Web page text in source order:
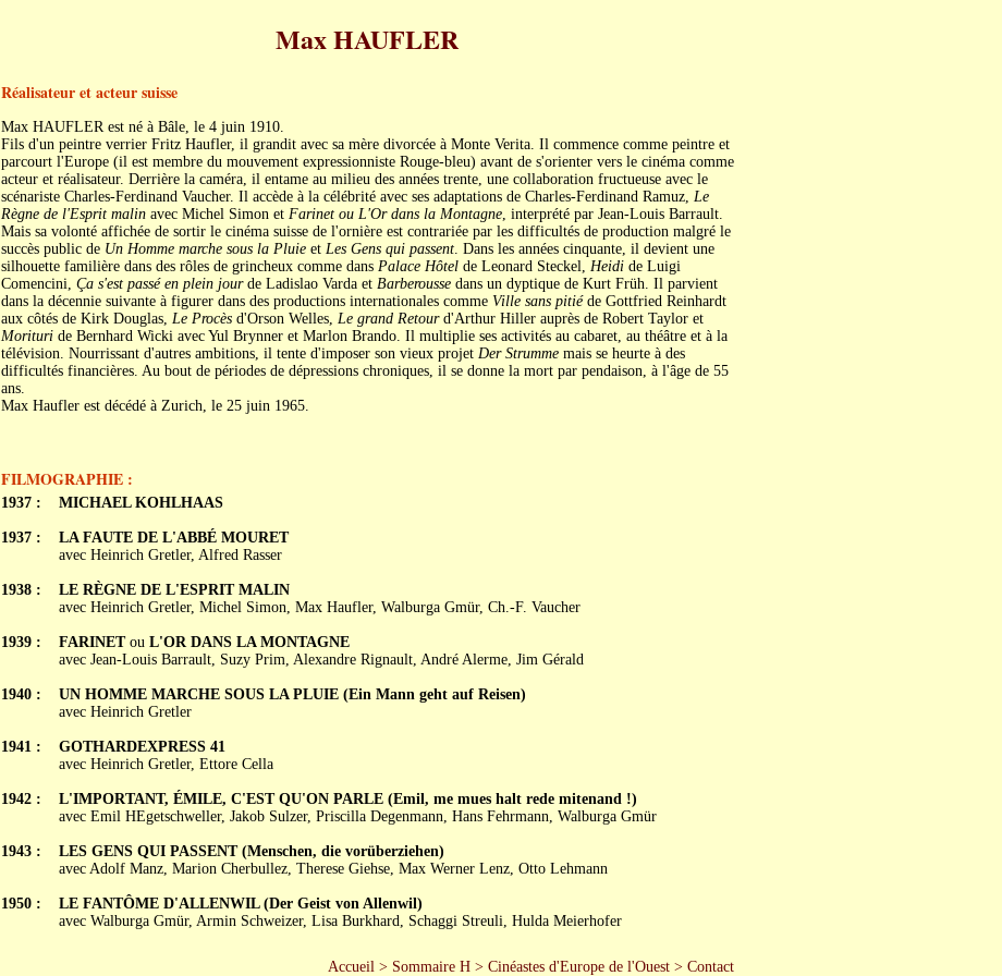
Max HAUFLER
Réalisateur et acteur suisse
Max HAUFLER est né à Bâle, le 4 juin 1910.
Fils d'un peintre verrier Fritz Haufler, il grandit avec sa mère divorcée à Monte Verita. Il commence comme peintre et
parcourt l'Europe (il est membre du mouvement expressionniste Rouge-bleu) avant de s'orienter vers le cinéma comme
acteur et réalisateur. Derrière la caméra, il entame au milieu des années trente, une collaboration fructueuse avec le
scénariste Charles-Ferdinand Vaucher. Il accède à la célébrité avec ses adaptations de Charles-Ferdinand Ramuz, Le
Règne de l'Esprit malinavec Michel Simon et Farinet ou L'Or dans la Montagne, interprété par Jean-Louis Barrault.
Mais sa volonté affichée de sortir le cinéma suisse de l'ornière est contrariée par les difficultés de production malgré le
succès public de Un Homme marche sous la Pluieet Les Gens qui passent. Dans les années cinquante, il devient une
silhouette familière dans des rôles de grincheux comme dans Palace Hôtelde Leonard Steckel, Heidide Luigi
Comencini, Ça s'est passé en plein jourde Ladislao Varda et Barberoussedans un dyptique de Kurt Früh. Il parvient
dans la décennie suivante à figurer dans des productions internationales comme Ville sans pitiéde Gottfried Reinhardt
aux côtés de Kirk Douglas, Le Procèsd'Orson Welles, Le grand Retourd'Arthur Hiller auprès de Robert Taylor et
Morituride Bernhard Wicki avec Yul Brynner et Marlon Brando. Il multiplie ses activités au cabaret, au théâtre et à la
télévision. Nourrissant d'autres ambitions, il tente d'imposer son vieux projet Der Strummemais se heurte à des
difficultés financières. Au bout de périodes de dépressions chroniques, il se donne la mort par pendaison, à l'âge de 55
ans.
Max Haufler est décédé à Zurich, le 25 juin 1965.
FILMOGRAPHIE :
1937 :
1937 :
1938 :
1939 :
1940 :
1941 :
1942 :
1943 :
1950 :
MICHAEL KOHLHAAS
LA FAUTE DE L'ABBÉ MOURET
avec Heinrich Gretler, Alfred Rasser
LE RÈGNE DE L'ESPRIT MALIN
avec Heinrich Gretler, Michel Simon, Max Haufler, Walburga Gmür, Ch.-F. Vaucher
FARINETou L'OR DANS LA MONTAGNE
avec Jean-Louis Barrault, Suzy Prim, Alexandre Rignault, André Alerme, Jim Gérald
UN HOMME MARCHE SOUS LA PLUIE (Ein Mann geht auf Reisen)
avec Heinrich Gretler
GOTHARDEXPRESS 41
avec Heinrich Gretler, Ettore Cella
L'IMPORTANT, ÉMILE, C'EST QU'ON PARLE (Emil, me mues halt rede mitenand !)
avec Emil HEgetschweller, Jakob Sulzer, Priscilla Degenmann, Hans Fehrmann, Walburga Gmür
LES GENS QUI PASSENT (Menschen, die vorüberziehen)
avec Adolf Manz, Marion Cherbullez, Therese Giehse, Max Werner Lenz, Otto Lehmann
LE FANTÔME D'ALLENWIL (Der Geist von Allenwil)
avec Walburga Gmür, Armin Schweizer, Lisa Burkhard, Schaggi Streuli, Hulda Meierhofer
Accueil> Sommaire H> Cinéastes d'Europe de l'Ouest> Contact